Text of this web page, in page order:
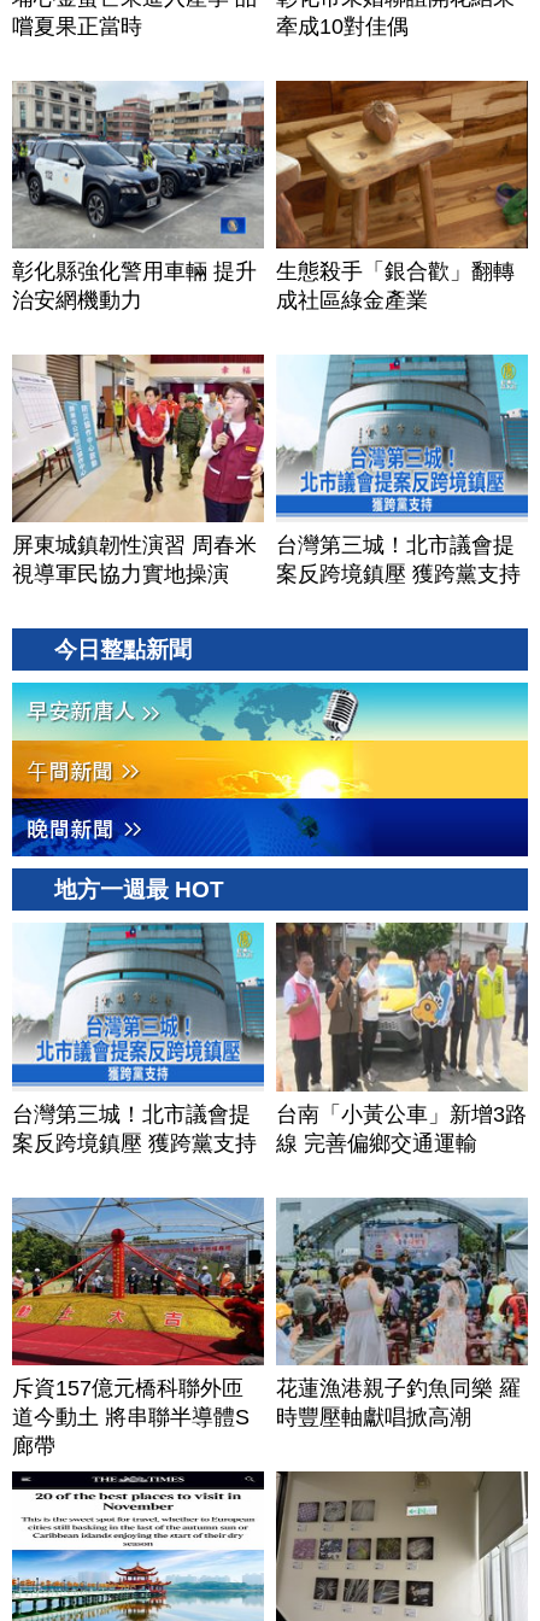
嚐夏果正當時
牽成10對佳偶
彰化縣強化警用車輛 提升
治安網機動力
生態殺手「銀合歡」翻轉
成社區綠金產業
屏東城鎮韌性演習 周春米
視導軍民協力實地操演
台灣第三城！北市議會提
案反跨境鎮壓 獲跨黨支持
今日整點新聞
地方一週最 HOT
台灣第三城！北市議會提
案反跨境鎮壓 獲跨黨支持
台南「小黃公車」新增3路
線 完善偏鄉交通運輸
斥資157億元橋科聯外匝
道今動土 將串聯半導體S
廊帶
花蓮漁港親子釣魚同樂 羅
時豐壓軸獻唱掀高潮